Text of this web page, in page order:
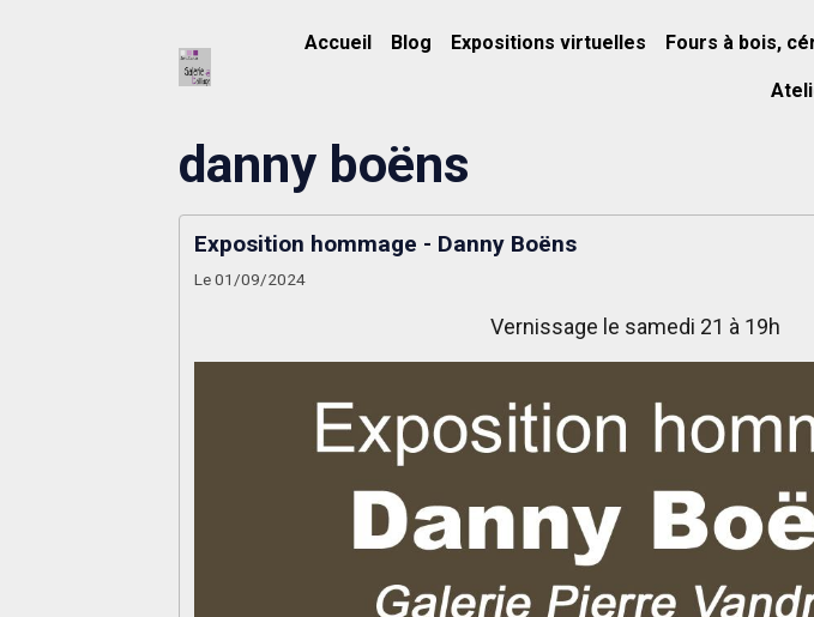
Accueil Blog Expositions virtuelles Fours à bois,
danny boëns
Exposition hommage - Danny Boëns
Le 01/09/2024
Vernissage le samedi 21 à 19h